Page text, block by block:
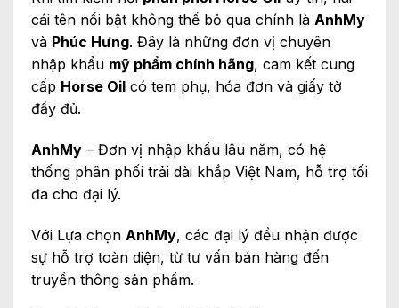
cái tên nổi bật không thể bỏ qua chính là AnhMy
và Phúc Hưng. Đây là những đơn vị chuyên
nhập khẩu mỹ phẩm chính hãng, cam kết cung
cấp Horse Oil có tem phụ, hóa đơn và giấy tờ
đầy đủ.
AnhMy – Đơn vị nhập khẩu lâu năm, có hệ
thống phân phối trải dài khắp Việt Nam, hỗ trợ tối
đa cho đại lý.
Với Lựa chọn AnhMy, các đại lý đều nhận được
sự hỗ trợ toàn diện, từ tư vấn bán hàng đến
truyền thông sản phẩm.